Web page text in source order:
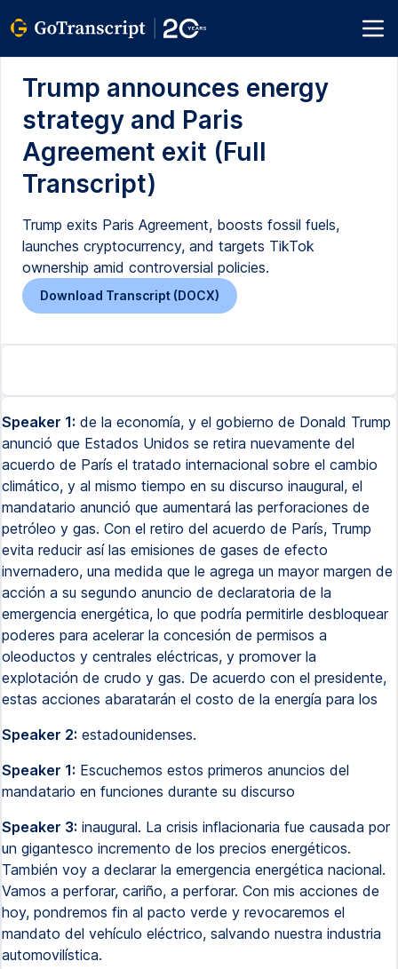
Trump announces energy
strategy and Paris
Agreement exit (Full
Transcript)
Trump exits Paris Agreement, boosts fossil fuels,
launches cryptocurrency, and targets TikTok
ownership amid controversial policies.
Download Transcript (DOCX)
Speaker 1: de la economía, y el gobierno de Donald Trump
anunció que Estados Unidos se retira nuevamente del
acuerdo de París el tratado internacional sobre el cambio
climático, y al mismo tiempo en su discurso inaugural, el
mandatario anunció que aumentará las perforaciones de
petróleo y gas. Con el retiro del acuerdo de París, Trump
evita reducir así las emisiones de gases de efecto
invernadero, una medida que le agrega un mayor margen de
acción a su segundo anuncio de declaratoria de la
emergencia energética, lo que podría permitirle desbloquear
poderes para acelerar la concesión de permisos a
oleoductos y centrales eléctricas, y promover la
explotación de crudo y gas. De acuerdo con el presidente,
estas acciones abaratarán el costo de la energía para los
Speaker 2: estadounidenses.
Speaker 1: Escuchemos estos primeros anuncios del
mandatario en funciones durante su discurso
Speaker 3: inaugural. La crisis inflacionaria fue causada por
un gigantesco incremento de los precios energéticos.
También voy a declarar la emergencia energética nacional.
Vamos a perforar, cariño, a perforar. Con mis acciones de
hoy, pondremos fin al pacto verde y revocaremos el
mandato del vehículo eléctrico, salvando nuestra industria
automovilística.